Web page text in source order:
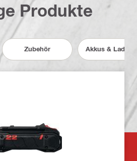
Produkte
Zubehör Akkus &